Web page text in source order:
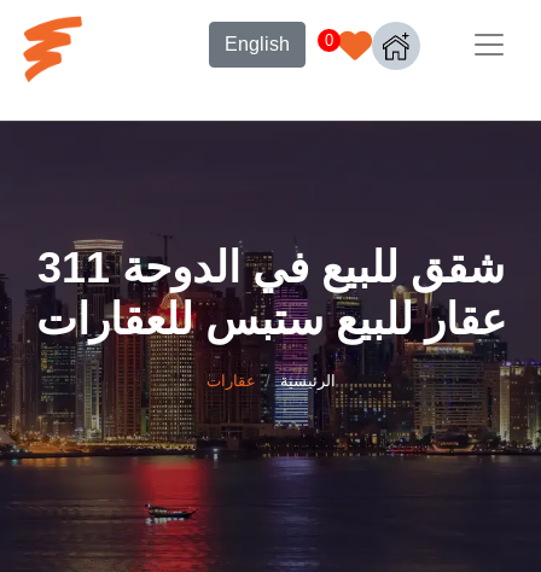
0
English
شقق للبيع في الدوحة 311
عقار للبيع ستبس للعقارات
الرئيسية عقارات